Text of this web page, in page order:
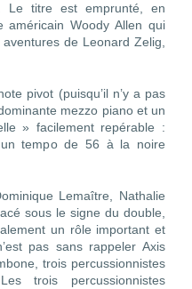
Le titre est emprunté, en
américain Woody Allen qui
de Leonard Zelig,
pivot (puisqu’il n’y a pas
mezzo piano et un
» facilement repérable :
tempo de 56 à la noire
Lemaître, Nathalie
sous le signe du double,
un rôle important et
pas sans rappeler Axis
trois percussionnistes
trois percussionnistes